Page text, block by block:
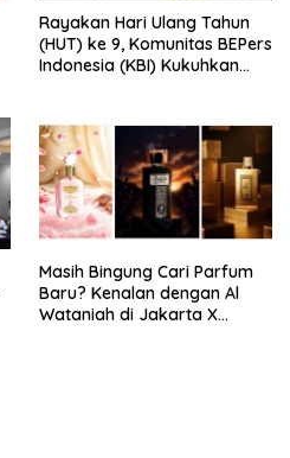
Rayakan Hari Ulang Tahun
(HUT) ke 9, Komunitas BEPers
Indonesia (KBI) Kukuhkan
Tema: “Penguatan dan
Pengembangan Organisasi
KBI yang Berbasis Riset di
seluruh Indonesia dan
Mancanegara”.
Masih Bingung Cari Parfum
Baru? Kenalan dengan Al
Wataniah di Jakarta X